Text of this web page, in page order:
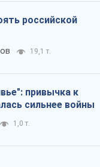
российской
19,1 т.
привычка к
сильнее войны
1,0 т.